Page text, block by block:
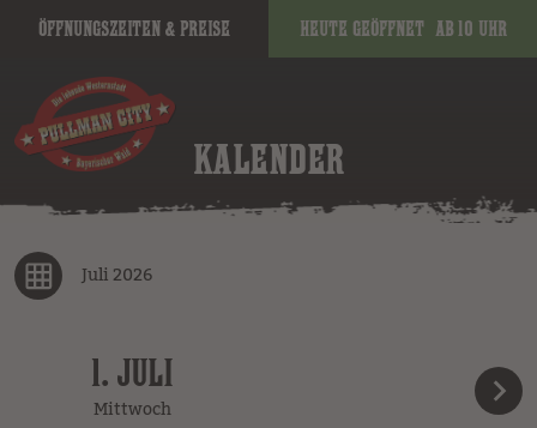
Öffnungszeiten & Preise Heute geöffnet ab 10 Uhr
KALENDER
Juli 2026
1. JULI
Mittwoch